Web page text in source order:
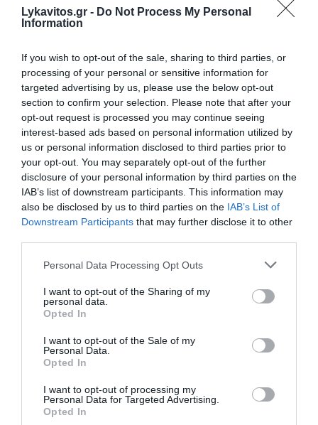
Lykavitos.gr - Do Not Process My Personal
Information
If you wish to opt-out of the sale, sharing to third parties, or
processing of your personal or sensitive information for
targeted advertising by us, please use the below opt-out
section to confirm your selection. Please note that after your
opt-out request is processed you may continue seeing
interest-based ads based on personal information utilized by
us or personal information disclosed to third parties prior to
your opt-out. You may separately opt-out of the further
disclosure of your personal information by third parties on the
IAB’s list of downstream participants. This information may
also be disclosed by us to third parties on the IAB’s List of
Downstream Participants that may further disclose it to other
Please note that this website/app uses one or more Google
not limited to your visit or usage behaviour. You may click to
grant or deny consent to Google and its third-party tags to
use your data for below specified purposes in below Google
consent section.
Personal Data Processing Opt Outs
I want to opt-out of the Sharing of my
personal data.
Opted In
I want to opt-out of the Sale of my
Personal Data.
Opted In
I want to opt-out of processing my
Personal Data for Targeted Advertising.
Opted In
H ολοκαίνουρια Mercedes-Benz CLA ήρθε
στην Ελλάδα. Εκθαμβωτική, αβίαστα κομψή,
απόλυτα διαισθητική και απίστευτα ευέλικτη.
Η νέα CLA είναι η πιο αποδοτική, η πιο έξυπνη και
διαισθητική Mercedes-Benz που έχει δημιουργηθεί ποτέ
και προσφέρει περισσότερα σε κάθε διάσταση: περ...